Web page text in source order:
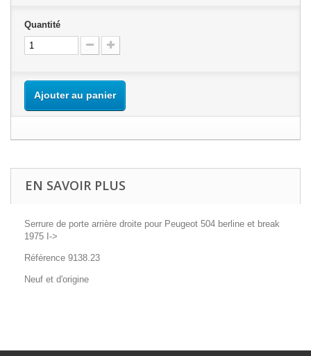
Quantité
Ajouter au panier
EN SAVOIR PLUS
Serrure de porte arrière droite pour Peugeot 504 berline et break
1975 I->
Référence 9138.23
Neuf et d'origine